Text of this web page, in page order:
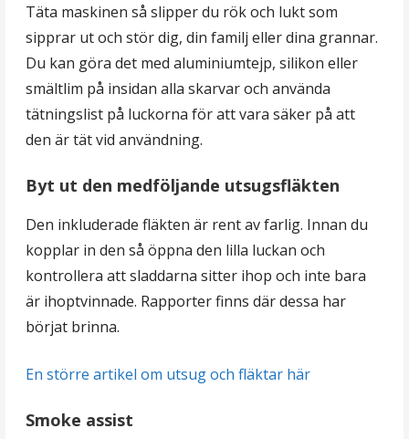
Täta maskinen så slipper du rök och lukt som
sipprar ut och stör dig, din familj eller dina grannar.
Du kan göra det med aluminiumtejp, silikon eller
smältlim på insidan alla skarvar och använda
tätningslist på luckorna för att vara säker på att
den är tät vid användning.
Byt ut den medföljande utsugsfläkten
Den inkluderade fläkten är rent av farlig. Innan du
kopplar in den så öppna den lilla luckan och
kontrollera att sladdarna sitter ihop och inte bara
är ihoptvinnade. Rapporter finns där dessa har
börjat brinna.
En större artikel om utsug och fläktar här
Smoke assist